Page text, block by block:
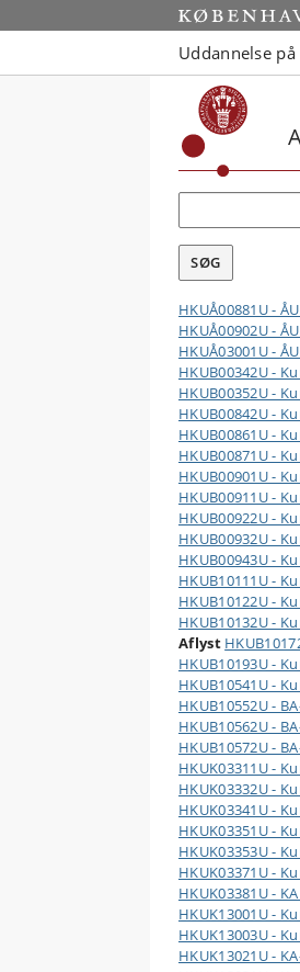
Uddannelse på
HKUÅ00881U -
HKUÅ00902U -
HKUÅ03001U -
HKUB00342U -
HKUB00352U -
HKUB00842U -
HKUB00861U -
HKUB00871U -
HKUB00901U -
HKUB00911U -
HKUB00922U -
HKUB00932U -
HKUB00943U -
HKUB10111U -
HKUB10122U -
HKUB10132U -
Aflyst
HKUB10193U -
HKUB10541U -
HKUB10552U -
HKUB10562U -
HKUB10572U -
HKUK03311U -
HKUK03332U -
HKUK03341U -
HKUK03351U -
HKUK03353U -
HKUK03371U -
HKUK03381U -
HKUK13001U -
HKUK13003U -
HKUK13021U -